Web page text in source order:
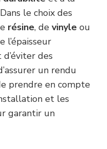
le choix des
résine, de vinyle ou
l’épaisseur
des
un rendu
prendre en compte
et les
garantir un